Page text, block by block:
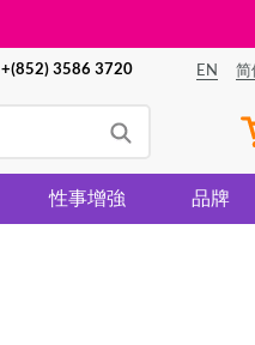
+(852) 3586 3720 EN 简
性事增強 品牌